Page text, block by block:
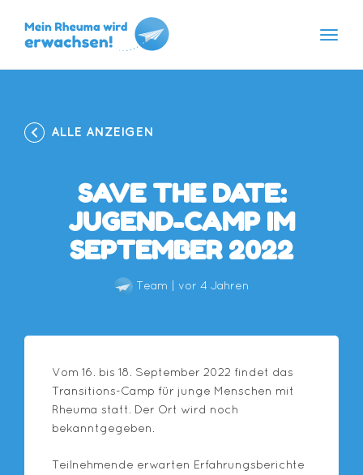
Skip
ALLE ANZEIGEN
SAVE THE DATE:
JUGEND-CAMP IM
SEPTEMBER 2022
Team vor 4 Jahren
Vom 16. bis 18. September 2022 findet das
Transitions-Camp für junge Menschen mit
Rheuma statt. Der Ort wird noch
bekanntgegeben.
Teilnehmende erwarten Erfahrungsberichte